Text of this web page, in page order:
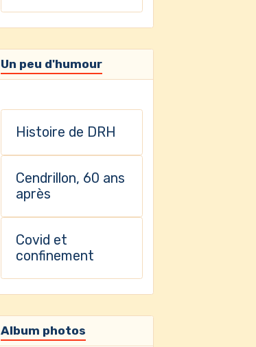
Un peu d'humour
Histoire de DRH
Cendrillon, 60 ans
après
Covid et
confinement
Album photos